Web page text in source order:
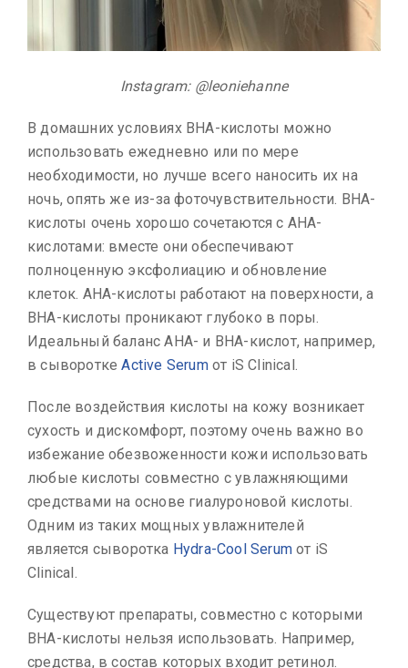
Instagram: @leoniehanne
В домашних условиях ВНА-кислоты можно
использовать ежедневно или по мере
необходимости, но лучше всего наносить их на
ночь, опять же из-за фоточувствительности. ВНА-
кислоты очень хорошо сочетаются с АНА-
кислотами: вместе они обеспечивают
полноценную эксфолиацию и обновление
клеток. АНА-кислоты работают на поверхности, а
ВНА-кислоты проникают глубоко в поры.
Идеальный баланс АНА- и ВНА-кислот, например,
в сывороткеActive Serumот iS Clinical.
После воздействия кислоты на кожу возникает
сухость и дискомфорт, поэтому очень важно во
избежание обезвоженности кожи использовать
любые кислоты совместно с увлажняющими
средствами на основе гиалуроновой кислоты.
Одним из таких мощных увлажнителей
является сыворотка Hydra-Cool Serum от iS
Clinical.
Существуют препараты, совместно с которыми
ВНА-кислоты нельзя использовать. Например,
средства, в состав которых входит ретинол.